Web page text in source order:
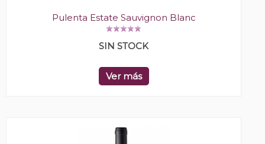
Pulenta Estate Sauvignon Blanc
SIN STOCK
Ver más